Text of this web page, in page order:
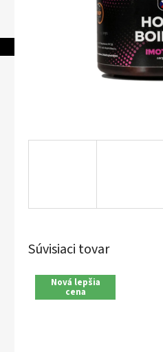
Súvisiaci tovar
Nová lepšia
cena